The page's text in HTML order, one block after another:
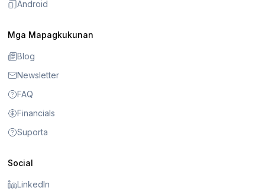
Android
Mga Mapagkukunan
Blog
Newsletter
FAQ
Financials
Suporta
Social
LinkedIn